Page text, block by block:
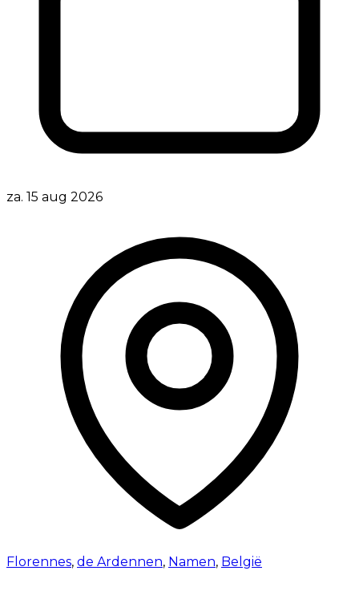
za. 15 aug 2026
Florennes, de Ardennen, Namen, België